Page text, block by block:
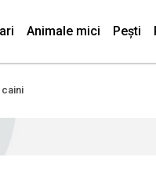
Animale mici Pești
caini